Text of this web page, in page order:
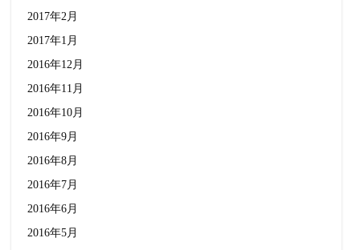
2017年2月
2017年1月
2016年12月
2016年11月
2016年10月
2016年9月
2016年8月
2016年7月
2016年6月
2016年5月